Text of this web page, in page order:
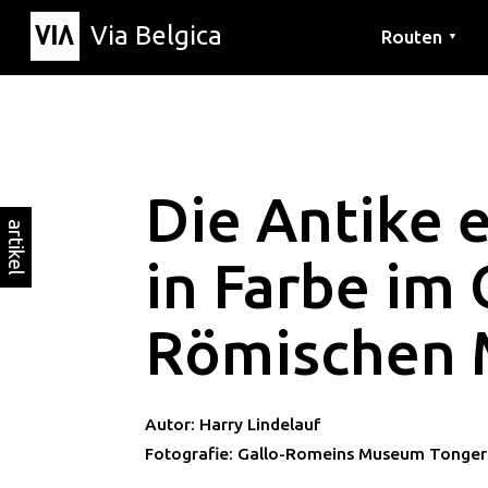
Via Belgica Routen ▼
artikel
Die Antike
in Farbe im
Römischen
Autor: Harry Lindelauf
Fotografie: Gallo-Romeins Museum